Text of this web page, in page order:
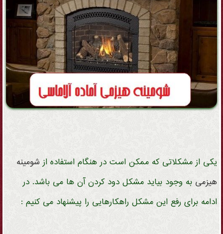
یکی از مشکلاتی که ممکن است در هنگام استفاده ازشومینه
هیزمی به وجود بیاید مشکل دود کردن آن ها می باشد. در
ادامه برای رفع این مشکل راهکارهایی را پیشنهاد می کنیم :